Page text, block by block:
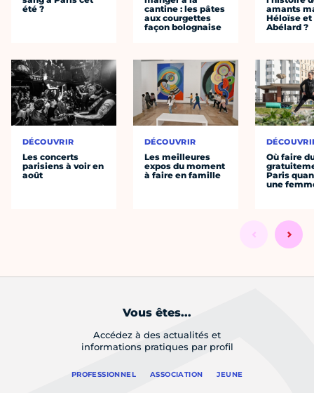
été ?
DÉCOUVRIR
Les concerts
parisiens à voir en
août
cantine : les pâtes
aux courgettes
façon bolognaise
DÉCOUVRIR
Les meilleures
expos du moment
à faire en famille
amants
Héloïse et
Abélard ?
Où faire
Paris
une
Vous êtes...
Accédez à des actualités et
informations pratiques par profil
PROFESSIONNEL ASSOCIATION JEUNE